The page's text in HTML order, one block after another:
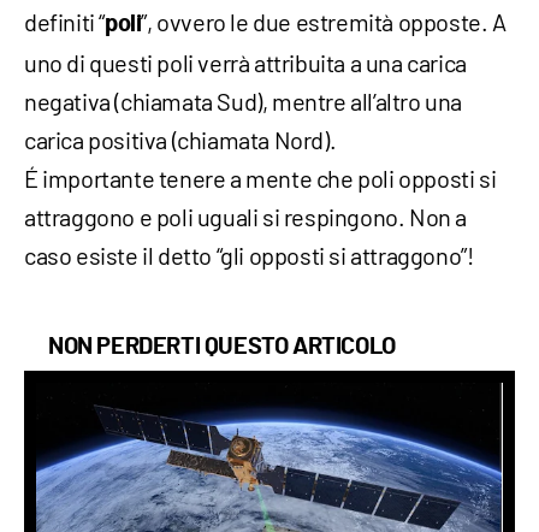
definiti “poli”, ovvero le due estremità opposte. A
uno di questi poli verrà attribuita a una carica
negativa (chiamata Sud), mentre all’altro una
carica positiva (chiamata Nord).
É importante tenere a mente che poli opposti si
attraggono e poli uguali si respingono. Non a
caso esiste il detto “gli opposti si attraggono”!
NON PERDERTI QUESTO ARTICOLO